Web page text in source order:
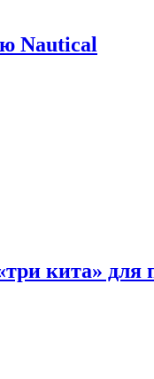
Nautical
кита»